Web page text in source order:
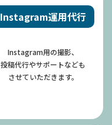
Instagram運用代行
Instagram用の撮影、
投稿代行やサポートなども
​​​​​​​させていただきます。